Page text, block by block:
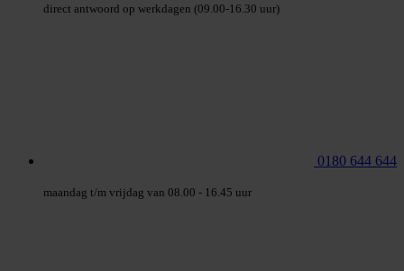
direct antwoord op werkdagen (09.00-16.30 uur)
0180 644 644
maandag t/m vrijdag van 08.00 - 16.45 uur